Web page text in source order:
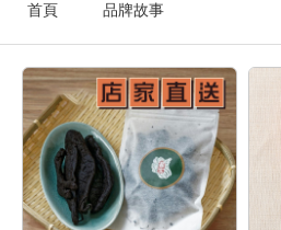
首
頁
最
首頁 品牌故事